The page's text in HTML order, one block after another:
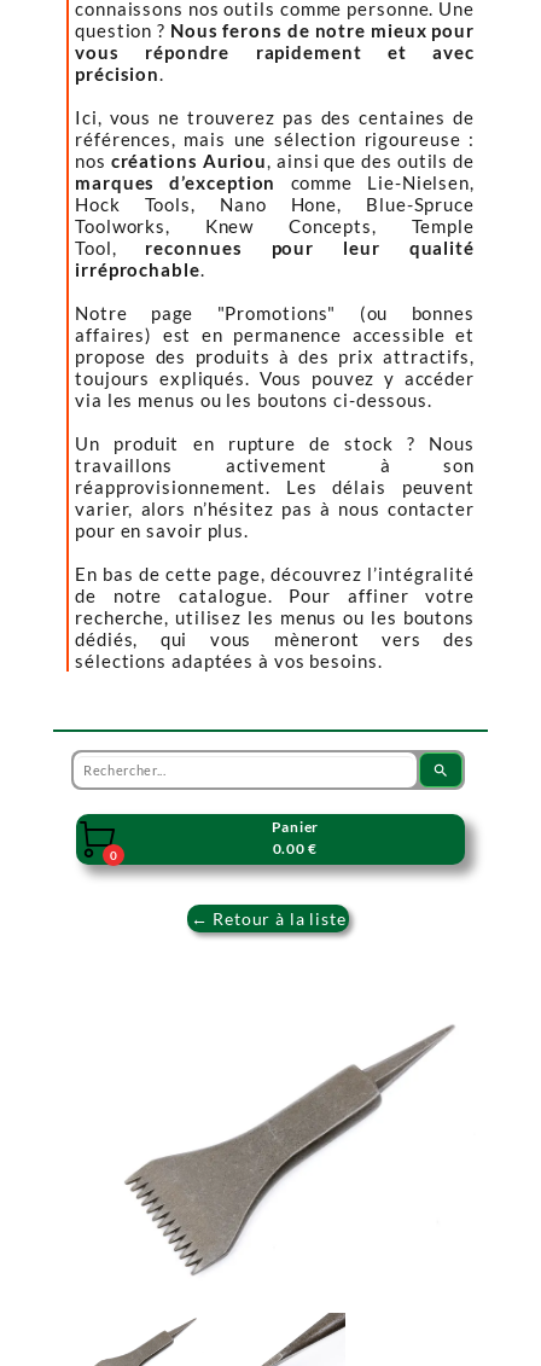
connaissons nos outils comme personne. Une
question ? Nous ferons de notre mieux pour
vous répondre rapidement et avec
précision.
Ici, vous ne trouverez pas des centaines de
références, mais une sélection rigoureuse :
nos créations Auriou, ainsi que des outils de
marques d’exception
comme Lie-Nielsen,
Hock Tools, Nano Hone, Blue-Spruce
Toolworks, Knew Concepts, Temple
Tool, reconnues pour leur qualité
irréprochable.
Notre page "Promotions" (ou bonnes
affaires) est en permanence accessible et
propose des produits à des prix attractifs,
toujours expliqués. Vous pouvez y accéder
via les menus ou les boutons ci-dessous.
Un produit en rupture de stock ? Nous
travaillons activement à son
réapprovisionnement. Les délais peuvent
varier, alors n’hésitez pas à nous contacter
pour en savoir plus.
En bas de cette page, découvrez l’intégralité
de notre catalogue. Pour affiner votre
recherche, utilisez les menus ou les boutons
dédiés, qui vous mèneront vers des
sélections adaptées à vos besoins.
search

0
Panier
0.00 €
← Retour à la liste